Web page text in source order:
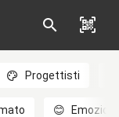
Progettisti
😊 Emozioni